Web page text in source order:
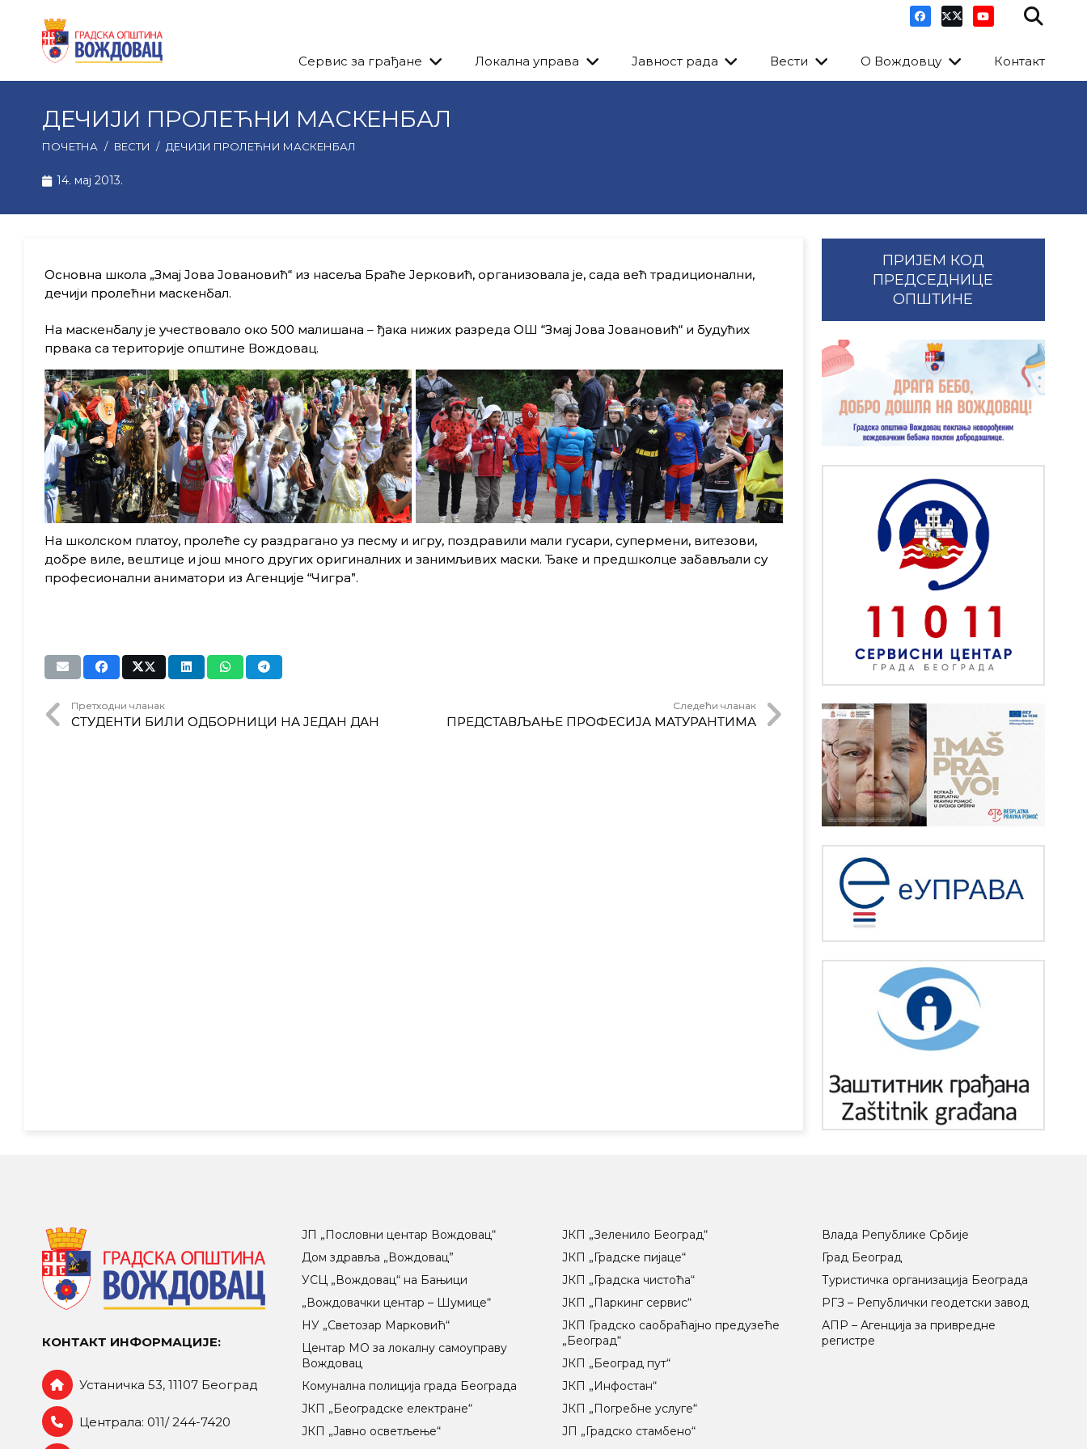
Сервис за грађане Локална управа Јавност рада Вести О Вождовцу Контакт
ДЕЧИЈИ ПРОЛЕЋНИ МАСКЕНБАЛ
ПОЧЕТНА / ВЕСТИ / ДЕЧИЈИ ПРОЛЕЋНИ МАСКЕНБАЛ
14. мај 2013.
Основна школа „Змај Јова Јовановић“ из насеља Браће Јерковић, организовала је, сада већ традиционални,
дечији пролећни маскенбал.
На маскенбалу је учествовало око 500 малишана – ђака нижих разреда ОШ “Змај Јова Јовановић“ и будућих
првака са територије општине Вождовац.
На школском платоу, пролеће су раздрагано уз песму и игру, поздравили мали гусари, супермени, витезови,
добре виле, вештице и још много других оригиналних и занимљивих маски. Ђаке и предшколце забављали су
професионални аниматори из Агенције “Чигра”.
Претходни чланак
СТУДЕНТИ БИЛИ ОДБОРНИЦИ НА ЈЕДАН ДАН
Следећи чланак
ПРЕДСТАВЉАЊЕ ПРОФЕСИЈА МАТУРАНТИМА
ПРИЈЕМ КОД
ПРЕДСЕДНИЦЕ
ОПШТИНЕ
КОНТАКТ ИНФОРМАЦИЈЕ:
Устаничка 53, 11107 Београд
Централа: 011/ 244-7420
ЈП „Пословни центар Вождовац“
Дом здравља „Вождовац”
УСЦ „Вождовац“ на Бањици
„Вождовачки центар – Шумице“
НУ „Светозар Марковић“
Центар МO за локалну самоуправу
Вождовац
Комунална полиција града Београда
ЈКП „Београдске електране“
ЈКП „Јавно осветљење“
ЈКП „Зеленило Београд“
ЈКП „Градске пијаце“
ЈКП „Градска чистоћа“
ЈКП „Паркинг сервис“
ЈКП Градско саобраћајно предузеће
„Београд“
ЈКП „Београд пут“
ЈКП „Инфостан“
ЈКП „Погребне услуге“
ЈП „Градско стамбено“
Влада Републике Србије
Град Београд
Туристичка организација Београда
РГЗ – Републички геодетски завод
АПР – Агенција за привредне
регистре